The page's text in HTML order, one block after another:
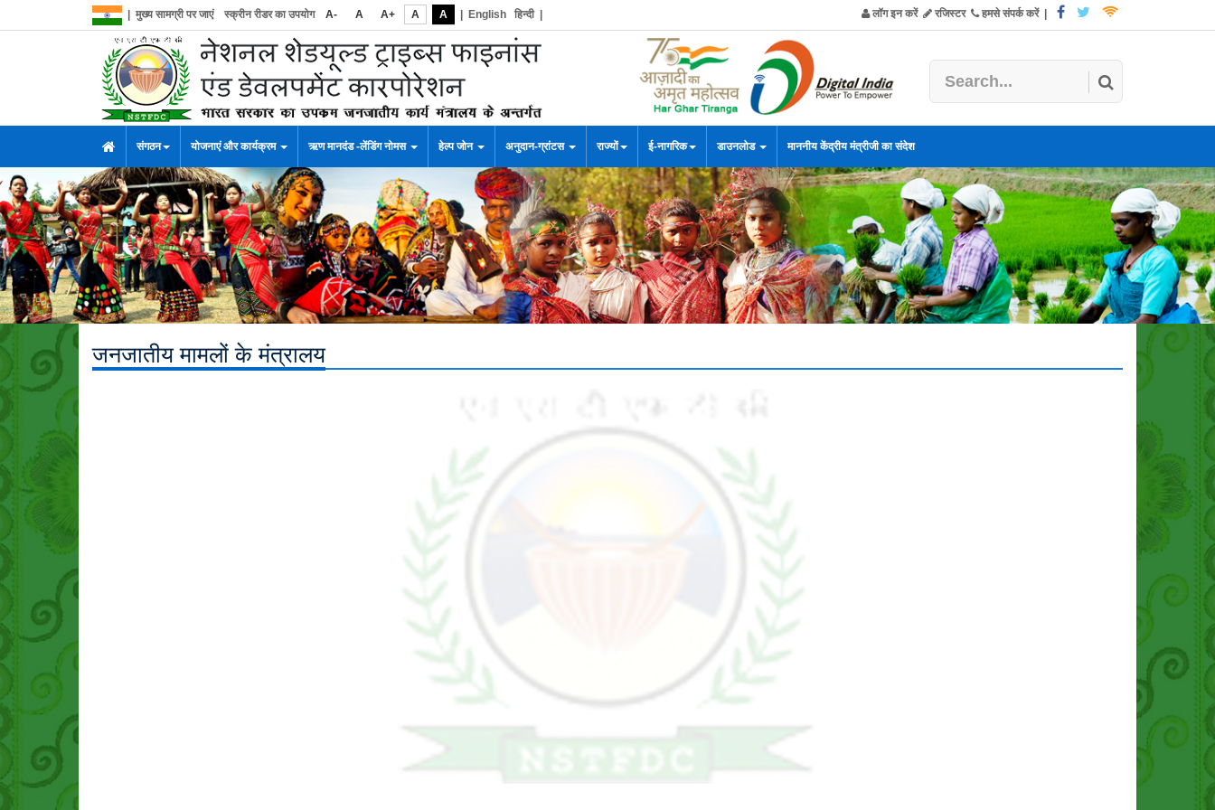
मुख्य सामग्री पर जाएं स्क्रीन रीडर का उपयोग A- A A+ A A English हिन्दी| लॉग इन करें रजिस्टर हमसे संपर्क करें|
संगठन योजनाएं और कार्यक्रम ऋण मानदंड -लेंडिंग नोमस हेल्प जोन अनुदान-ग्रांटस राज्यों ई-नागरिक डाउनलोड माननीय केंद्रीय मंत्रीजी का संदेश
जनजातीय मामलों के मंत्रालय